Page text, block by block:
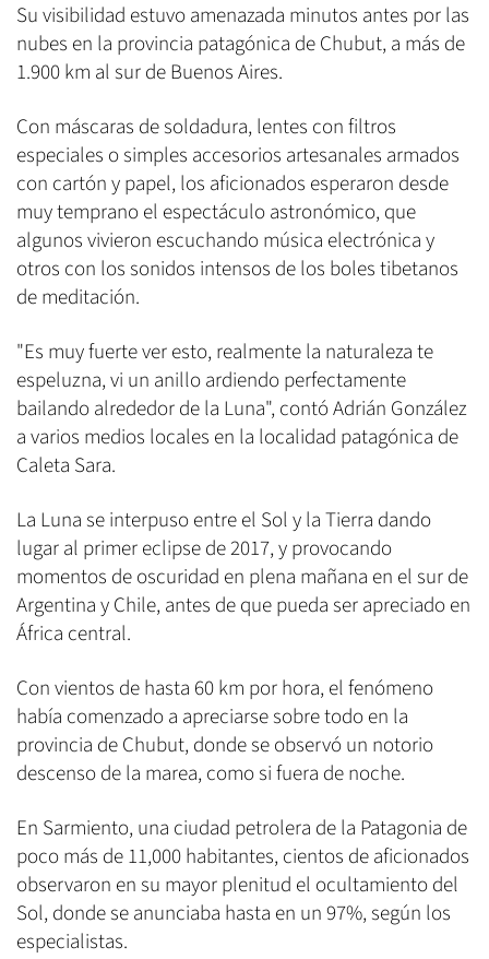
Su visibilidad estuvo amenazada minutos antes por las
nubes en la provincia patagónica de Chubut, a más de
1.900 km al sur de Buenos Aires.
Con máscaras de soldadura, lentes con filtros
especiales o simples accesorios artesanales armados
con cartón y papel, los aficionados esperaron desde
muy temprano el espectáculo astronómico, que
algunos vivieron escuchando música electrónica y
otros con los sonidos intensos de los boles tibetanos
de meditación.
"Es muy fuerte ver esto, realmente la naturaleza te
espeluzna, vi un anillo ardiendo perfectamente
bailando alrededor de la Luna", contó Adrián González
a varios medios locales en la localidad patagónica de
Caleta Sara.
La Luna se interpuso entre el Sol y la Tierra dando
lugar al primer eclipse de 2017, y provocando
momentos de oscuridad en plena mañana en el sur de
Argentina y Chile, antes de que pueda ser apreciado en
África central.
Con vientos de hasta 60 km por hora, el fenómeno
había comenzado a apreciarse sobre todo en la
provincia de Chubut, donde se observó un notorio
descenso de la marea, como si fuera de noche.
En Sarmiento, una ciudad petrolera de la Patagonia de
poco más de 11,000 habitantes, cientos de aficionados
observaron en su mayor plenitud el ocultamiento del
Sol, donde se anunciaba hasta en un 97%, según los
especialistas.